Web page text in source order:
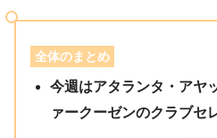
全体のまとめ
今週はアタランタ・アヤ
ァークーゼンのクラブセ